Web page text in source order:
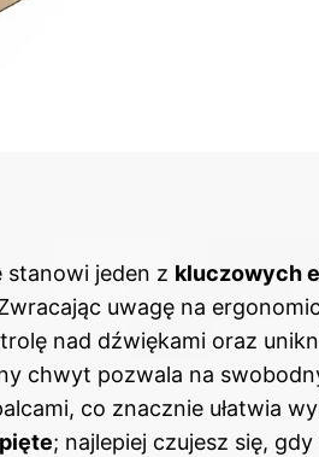
stanowi jeden z kluczowych
uwagę na
nad dźwiękami oraz
chwyt pozwala na
co znacznie ułatwia
; najlepiej czujesz się,